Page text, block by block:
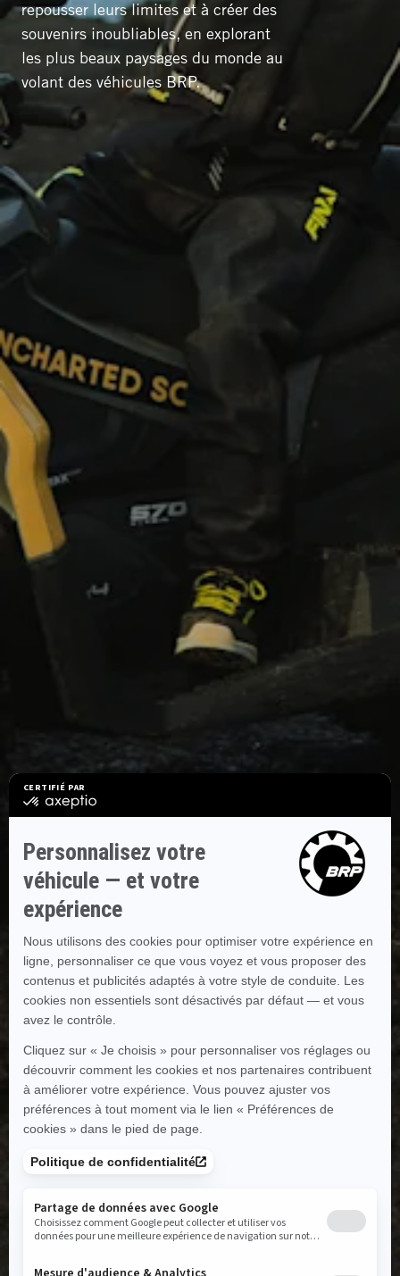
repousser leurs limites et à créer des
souvenirs inoubliables, en explorant
les plus beaux paysages du monde au
volant des véhicules BRP.